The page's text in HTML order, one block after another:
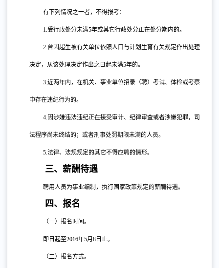
有下列情况之一者，不得报考：
1.受行政处分未满5年或其它行政处分正在处分期内的。
2.曾因超生被有关单位依照人口与计划生育有关规定作出处理
决定，从该处理决定作出之日起未满5年的。
3.近两年内，在机关、事业单位招录（聘）考试、体检或考察
中存在违纪行为的。
4.因涉嫌违法违纪正在接受审计、纪律审查或者涉嫌犯罪，司
法程序尚未终结的；或者刑事处罚期限未满的人员。
5.法律、法规规定的其它不得应聘的情形。
三、薪酬待遇
聘用人员为事业编制，执行国家政策规定的薪酬待遇。
四、报名
（一）报名时间。
即日起至2016年5月8日止。
（二）报名方式。